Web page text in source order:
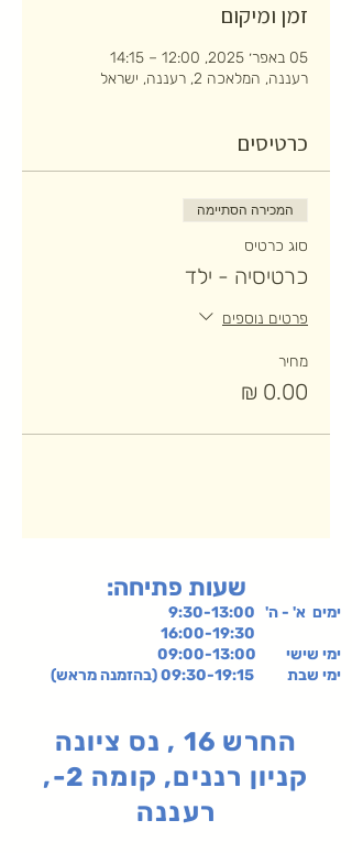
זמן ומיקום
05 באפר׳ 2025, 12:00 – 14:15
רעננה, המלאכה 2, רעננה, ישראל
כרטיסים
המכירה הסתיימה
סוג כרטיס
כרטיסיה - ילד
פרטים נוספים
מחיר
:שעות פתיחה
ימים א' - ה' 9:30-13:00
ימי שישי 09:00-13:00
ימי שבת 09:30-19:15 (בהזמנה מראש)
החרש 16 , נס ציונה
קניון רננים, קומה 2-,
רעננה